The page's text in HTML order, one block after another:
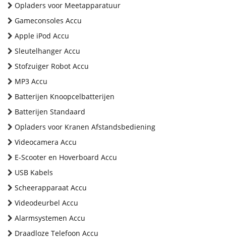
Opladers voor Meetapparatuur
Gameconsoles Accu
Apple iPod Accu
Sleutelhanger Accu
Stofzuiger Robot Accu
MP3 Accu
Batterijen Knoopcelbatterijen
Batterijen Standaard
Opladers voor Kranen Afstandsbediening
Videocamera Accu
E-Scooter en Hoverboard Accu
USB Kabels
Scheerapparaat Accu
Videodeurbel Accu
Alarmsystemen Accu
Draadloze Telefoon Accu